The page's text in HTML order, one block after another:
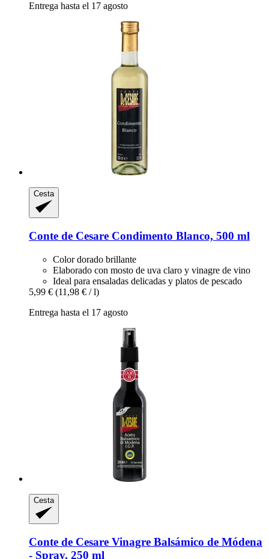
Entrega hasta el 17 agosto
Cesta
Conte de Cesare Condimento Blanco, 500 ml
Color dorado brillante
Elaborado con mosto de uva claro y vinagre de vino
Ideal para ensaladas delicadas y platos de pescado
5,99 € (11,98 € / l)
Entrega hasta el 17 agosto
Cesta
Conte de Cesare Vinagre Balsámico de Módena
-​ Spray, 250 ml